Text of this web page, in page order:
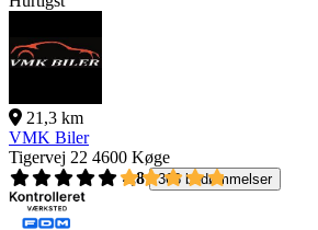
21,3 km
VMK Biler
Tigervej 22 4600 Køge
4,8
368 bedømmelser